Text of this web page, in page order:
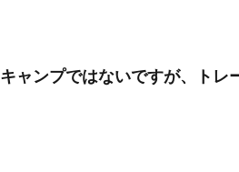
キャンプではないですが、トレ